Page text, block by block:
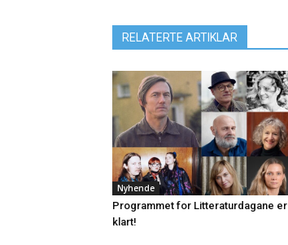
RELATERTE ARTIKLAR
Nyhende
Programmet for Litteraturdagane er
klart!